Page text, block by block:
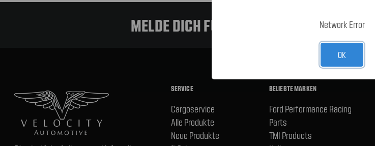
MELDE DICH FÜR UNSEREN NEWSLETTER AN
SERVICE
Cargoservice
Alle Produkte
Neue Produkte
BELIEBTE MARKEN
Ford Performance Racing
Parts
TMI Products
Network Error
OK